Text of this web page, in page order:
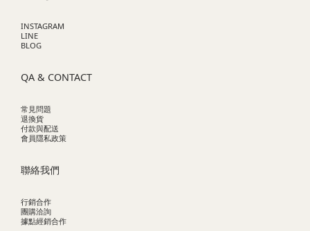
INSTAGRAM
LINE
BLOG
QA & CONTACT
常見問題
退換貨
付款與配送
會員隱私政策
聯絡我們
行銷合作
團購洽詢
據點經銷合作